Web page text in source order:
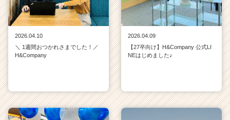
2026.04.10
＼ 1週間おつかれさまでした！／
H&Company
2026.04.09
【27卒向け】H&Company 公式LI
NEはじめました♪